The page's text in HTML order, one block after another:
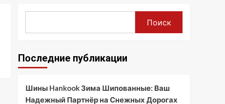
Поиск
Последние публикации
Шины Hankook Зима Шипованные: Ваш
Надежный Партнёр на Снежных Дорогах